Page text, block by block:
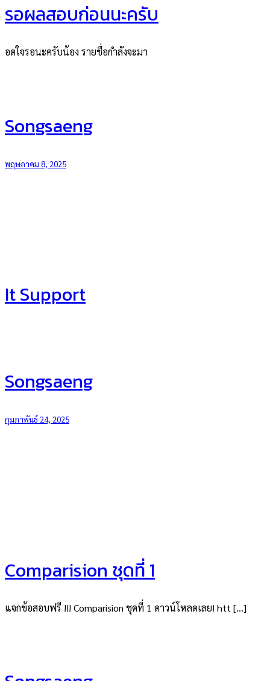
รอผลสอบก่อนนะครับ
อดใจรอนะครับน้อง รายชื่อกำลังจะมา
Songsaeng
พฤษภาคม 8, 2025
It Support
Songsaeng
กุมภาพันธ์ 24, 2025
Comparision ชุดที่ 1
แจกข้อสอบฟรี !!! Comparision ชุดที่ 1 ดาวน์โหลดเลย! htt […]